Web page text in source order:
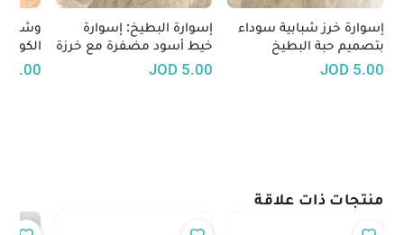
إسوارة خرز شبابية سوداء
بتصميم حبة البطيخ
5.00
JOD
إسوارة البطيخ: إسوارة
خيط أسود مضفرة مع خرزة
بتصميم حبة بطيخ
5.00
JOD
وشاح
10.00
منتجات ذات علاقة